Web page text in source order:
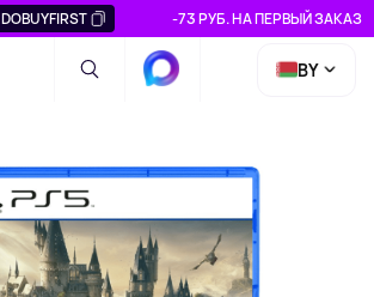
DOBUYFIRST -73 РУБ. НА ПЕРВЫЙ ЗАКАЗ
BY